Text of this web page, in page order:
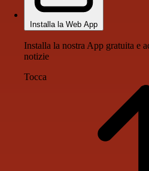
Installa la Web App
Installa la nostra App gratuita e
notizie
Tocca